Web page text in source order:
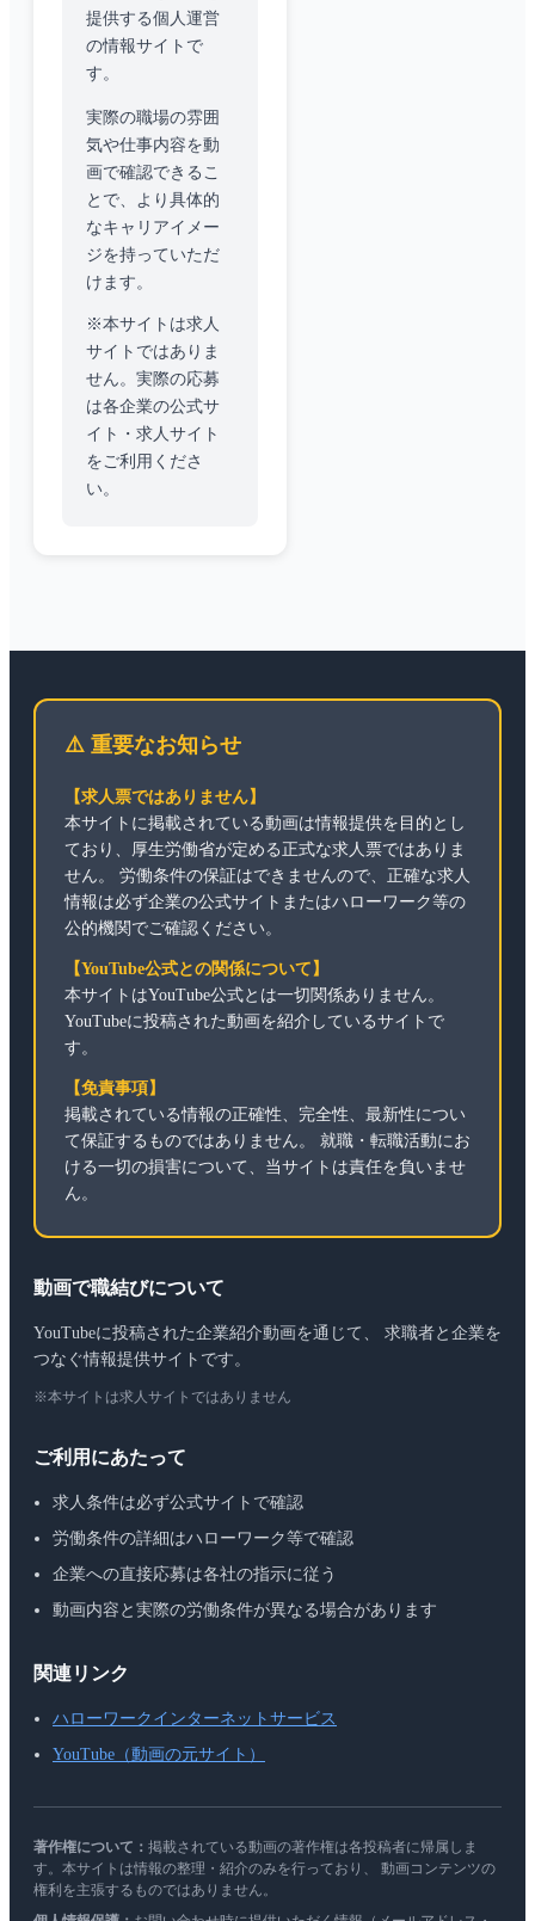
提供する個人運営
の情報サイトで
す。
実際の職場の雰囲
気や仕事内容を動
画で確認できるこ
とで、より具体的
なキャリアイメー
ジを持っていただ
けます。
※本サイトは求人
サイトではありま
せん。実際の応募
は各企業の公式サ
イト・求人サイト
をご利用くださ
い。
⚠️ 重要なお知らせ
【求人票ではありません】
本サイトに掲載されている動画は情報提供を目的とし
ており、厚生労働省が定める正式な求人票ではありま
せん。 労働条件の保証はできませんので、正確な求人
情報は必ず企業の公式サイトまたはハローワーク等の
公的機関でご確認ください。
【YouTube公式との関係について】
本サイトはYouTube公式とは一切関係ありません。
YouTubeに投稿された動画を紹介しているサイトで
す。
【免責事項】
掲載されている情報の正確性、完全性、最新性につい
て保証するものではありません。 就職・転職活動にお
ける一切の損害について、当サイトは責任を負いませ
ん。
動画で職結びについて
YouTubeに投稿された企業紹介動画を通じて、 求職者と企業を
つなぐ情報提供サイトです。
※本サイトは求人サイトではありません
ご利用にあたって
求人条件は必ず公式サイトで確認
労働条件の詳細はハローワーク等で確認
企業への直接応募は各社の指示に従う
動画内容と実際の労働条件が異なる場合があります
関連リンク
ハローワークインターネットサービス
YouTube（動画の元サイト）
著作権について： 掲載されている動画の著作権は各投稿者に帰属しま
す。本サイトは情報の整理・紹介のみを行っており、 動画コンテンツの
権利を主張するものではありません。